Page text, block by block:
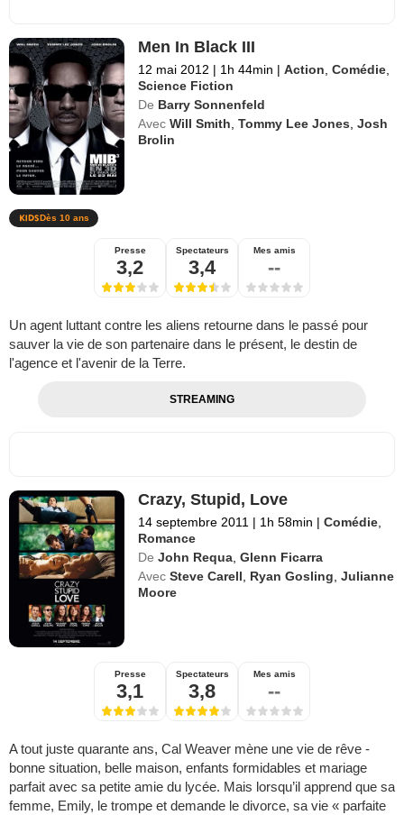
Men In Black III
12 mai 2012 | 1h 44min | Action ,Comédie
Science Fiction
De Barry Sonnenfeld
Avec Will Smith ,Tommy Lee Jones ,Josh
Brolin
Dès 10 ans
Presse
3,2
Spectateurs
3,4
Mes amis
--
Un agent luttant contre les aliens retourne dans le passé pour
sauver la vie de son partenaire dans le présent, le destin de
l'agence et l'avenir de la Terre.
STREAMING
Crazy, Stupid, Love
14 septembre 2011 | 1h 58min | Comédie
Romance
De John Requa ,Glenn Ficarra
Avec Steve Carell Ryan Gosling ,Julianne
Moore
Presse
3,1
Spectateurs
3,8
Mes amis
--
A tout juste quarante ans, Cal Weaver mène une vie de rêve -
bonne situation, belle maison, enfants formidables et mariage
parfait avec sa petite amie du lycée. Mais lorsqu’il apprend que sa
femme, Emily, le trompe et demande le divorce, sa vie « parfaite